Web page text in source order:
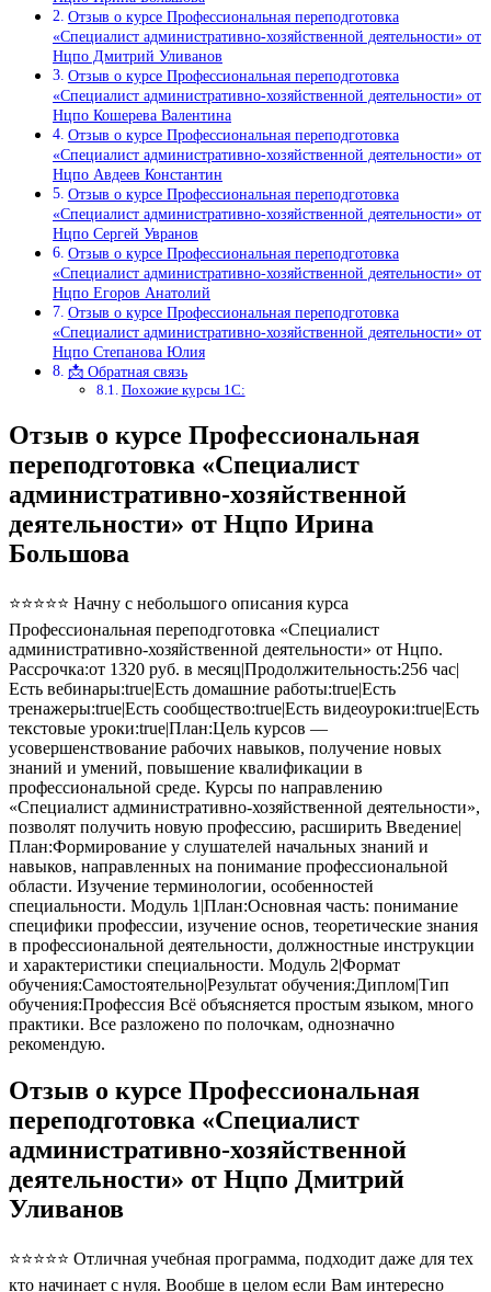
Отзыв о курсе Профессиональная переподготовка
«Специалист административно-хозяйственной деятельности» от
Нцпо Дмитрий Уливанов
Отзыв о курсе Профессиональная переподготовка
«Специалист административно-хозяйственной деятельности» от
Нцпо Кошерева Валентина
Отзыв о курсе Профессиональная переподготовка
«Специалист административно-хозяйственной деятельности» от
Нцпо Авдеев Константин
Отзыв о курсе Профессиональная переподготовка
«Специалист административно-хозяйственной деятельности» от
Нцпо Сергей Увранов
Отзыв о курсе Профессиональная переподготовка
«Специалист административно-хозяйственной деятельности» от
Нцпо Егоров Анатолий
Отзыв о курсе Профессиональная переподготовка
«Специалист административно-хозяйственной деятельности» от
Нцпо Степанова Юлия
📩 Обратная связь
Похожие курсы 1С:
Отзыв о курсе Профессиональная
переподготовка «Специалист
административно-хозяйственной
деятельности» от Нцпо Ирина
Большова
⭐⭐⭐⭐⭐ Начну с небольшого описания курса
Профессиональная переподготовка «Специалист
административно-хозяйственной деятельности» от Нцпо.
Рассрочка:от 1320 руб. в месяц|Продолжительность:256 час|
Есть вебинары:true|Есть домашние работы:true|Есть
тренажеры:true|Есть сообщество:true|Есть видеоуроки:true|Есть
текстовые уроки:true|План:Цель курсов —
усовершенствование рабочих навыков, получение новых
знаний и умений, повышение квалификации в
профессиональной среде. Курсы по направлению
«Специалист административно-хозяйственной деятельности»,
позволят получить новую профессию, расширить Введение|
План:Формирование у слушателей начальных знаний и
навыков, направленных на понимание профессиональной
области. Изучение терминологии, особенностей
специальности. Модуль 1|План:Основная часть: понимание
специфики профессии, изучение основ, теоретические знания
в профессиональной деятельности, должностные инструкции
и характеристики специальности. Модуль 2|Формат
обучения:Самостоятельно|Результат обучения:Диплом|Тип
обучения:Профессия Всё объясняется простым языком, много
практики. Все разложено по полочкам, однозначно
рекомендую.
Отзыв о курсе Профессиональная
переподготовка «Специалист
административно-хозяйственной
деятельности» от Нцпо Дмитрий
Уливанов
⭐⭐⭐⭐⭐ Отличная учебная программа, подходит даже для тех
кто начинает с нуля. Вообше в целом если Вам интересно